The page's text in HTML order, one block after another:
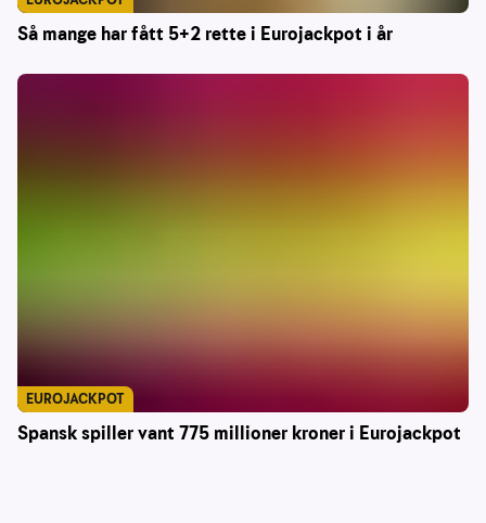
Så mange har fått 5+2 rette i Eurojackpot i år
Spansk spiller vant 775 millioner kroner i Eurojackpot
EUROJACKPOT